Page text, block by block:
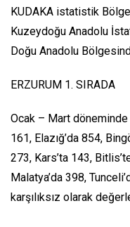
KUDAKA istatistik
Kuzeydoğu Anadolu
Doğu Anadolu
ERZURUM 1. SIRADA
Ocak – Mart döneminde
161, Elazığ’da 854,
273, Kars’ta 143,
Malatya’da 398,
karşılıksız olarak